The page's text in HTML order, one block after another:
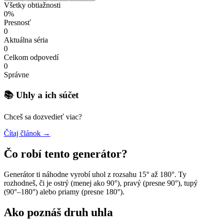
Všetky obtiažnosti
0%
Presnosť
0
Aktuálna séria
0
Celkom odpovedí
0
Správne
📚 Uhly a ich súčet
Chceš sa dozvedieť viac?
Čítaj článok →
Čo robí tento generátor?
Generátor ti náhodne vyrobí uhol z rozsahu 15° až 180°. Ty
rozhodneš, či je ostrý (menej ako 90°), pravý (presne 90°), tupý
(90°–180°) alebo priamy (presne 180°).
Ako poznáš druh uhla